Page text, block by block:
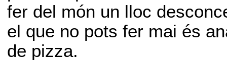
fer del món un lloc
el que no pots fer mai és
de pizza.